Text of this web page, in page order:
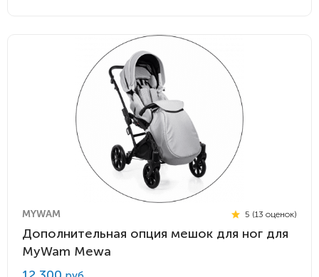
MYWAM 5 (13 оценок)
Дополнительная опция мешок для ног для
MyWam Mewa